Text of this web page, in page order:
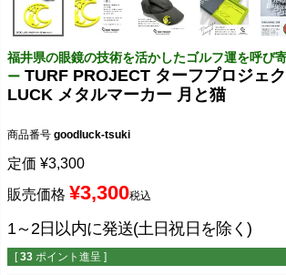
福井県の眼鏡の技術を活かしたゴルフ運を呼び
ー TURF PROJECT ターフプロジェ
LUCK メタルマーカー 月と猫
商品番号 goodluck-tsuki
定価 ¥3,300
販売価格 ¥3,300税込
1～2日以内に発送(土日祝日を除く)
[ 33 ポイント進呈 ]